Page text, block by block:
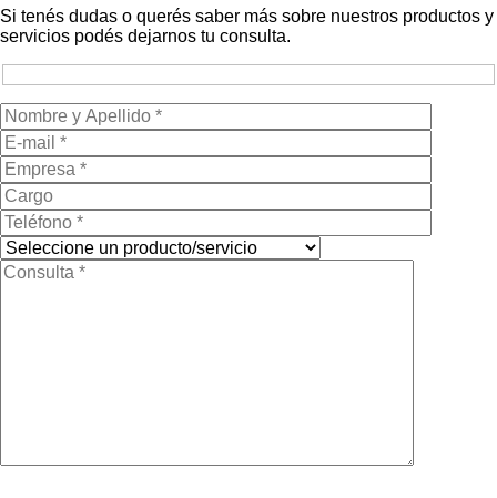
Si tenés dudas o querés saber más sobre nuestros productos y
servicios podés dejarnos tu consulta.